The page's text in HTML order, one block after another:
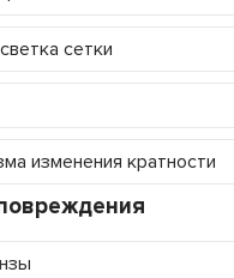
сетки
изменения кратности